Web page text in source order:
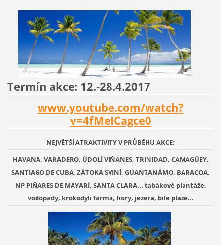
Termín akce: 12.-28.4.2017
www.youtube.com/watch?
v=4fMeICagce0
NEJVĚTŠÍ ATRAKTIVITY V PRŮBĚHU AKCE:
HAVANA, VARADERO, ÚDOLÍ VIŇANES, TRINIDAD, CAMAGÜEY,
SANTIAGO DE CUBA, ZÁTOKA SVINÍ, GUANTANÁMO, BARACOA,
NP PIŇARES DE MAYARÍ, SANTA CLARA... tabákové plantáže,
vodopády, krokodýlí farma, hory, jezera, bílé pláže...